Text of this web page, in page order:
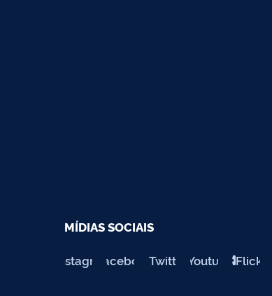
MÍDIAS SOCIAIS
InstagramFacebookTwitter YoutubeFlickr